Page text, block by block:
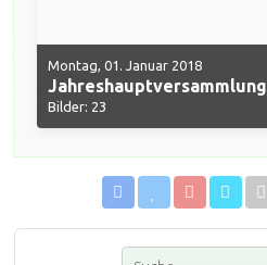
Montag, 01. Januar 2018
Jahreshauptversammlung
Bilder: 23
Suchen